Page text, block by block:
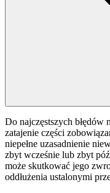
Do najczęstszych błędów
zatajenie części
niepełne uzasadnienie
zbyt wcześnie lub zbyt
może skutkować jego
oddłużenia ustalonymi